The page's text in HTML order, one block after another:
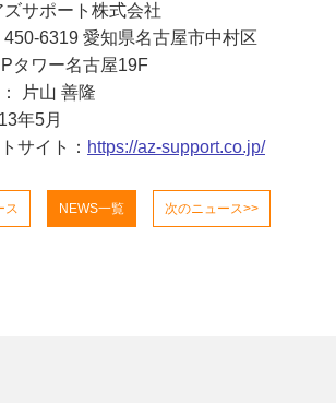
サポート株式会社
450-6319 愛知県名古屋市中村区
タワー名古屋19F
片山 善隆
年5月
サイト： https://az-support.co.jp/
ス NEWS一覧 次のニュース>>